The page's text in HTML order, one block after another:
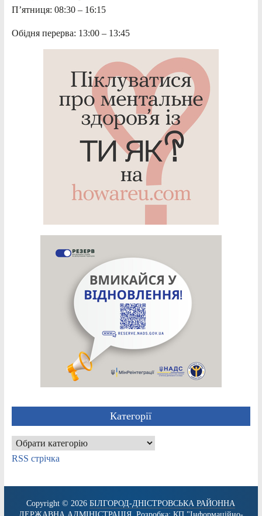
П’ятниця: 08:30 – 16:15
Обідня перерва: 13:00 – 13:45
Категорії
Категорії
RSS стрічка
Copyright © 2026БІЛГОРОД-ДНІСТРОВСЬКА РАЙОННА